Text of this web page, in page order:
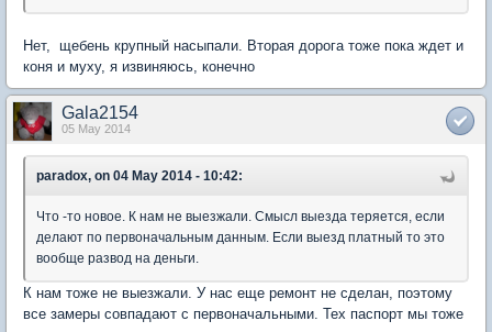
Нет, щебень крупный насыпали. Вторая дорога тоже пока ждет и
коня и муху, я извиняюсь, конечно
Gala2154
05 May 2014
paradox, on 04 May 2014 - 10:42:
Что -то новое. К нам не выезжали. Смысл выезда теряется, если
делают по первоначальным данным. Если выезд платный то это
вообще развод на деньги.
К нам тоже не выезжали. У нас еще ремонт не сделан, поэтому
все замеры совпадают с первоначальными. Тех паспорт мы тоже